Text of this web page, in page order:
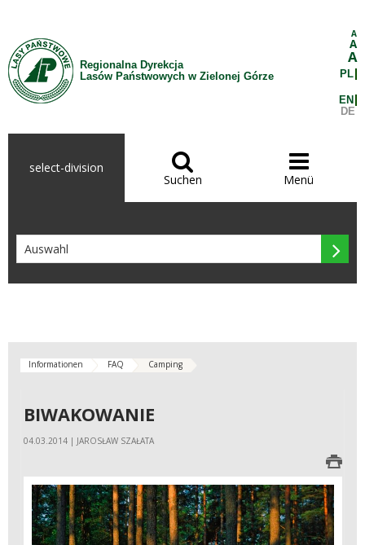
Regionalna Dyrekcja
Lasów Państwowych w Zielonej Górze
A
A
A
PL
EN
DE
select-division 
Suchen

Menü

Informationen FAQ Camping
BIWAKOWANIE
04.03.2014 | JAROSŁAW SZAŁATA